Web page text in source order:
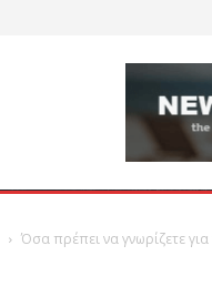
Όσα πρέπει να γνωρίζετε για